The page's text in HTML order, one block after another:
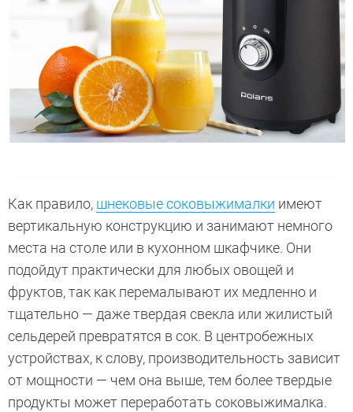
Как правило, шнековые соковыжималки имеют
вертикальную конструкцию и занимают немного
места на столе или в кухонном шкафчике. Они
подойдут практически для любых овощей и
фруктов, так как перемалывают их медленно и
тщательно — даже твердая свекла или жилистый
сельдерей превратятся в сок. В центробежных
устройствах, к слову, производительность зависит
от мощности — чем она выше, тем более твердые
продукты может переработать соковыжималка.